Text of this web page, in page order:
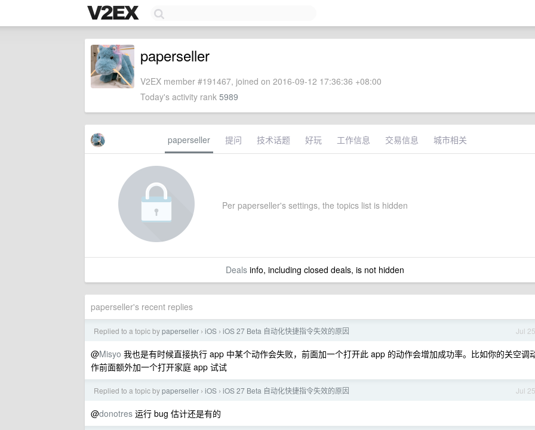
paperseller
V2EX member #191467, joined on 2016-09-12 17:36:36 +08:00
Today's activity rank 5989
paperseller 提问 技术话题 好玩 工作信息 交易信息 城市相关
Per paperseller's settings, the topics list is hidden
Dealsinfo, including closed deals, is not hidden
paperseller's recent replies
Jul 25
Replied to a topic bypaperseller › iOS › iOS 27 Beta 自动化快捷指令失效的原因
@Misyo 我也是有时候直接执行 app 中某个动作会失败，前面加一个打开此 app 的动作会增加成功率。比如你的关空调
作前面额外加一个打开家庭 app 试试
Jul 25
Replied to a topic bypaperseller › iOS › iOS 27 Beta 自动化快捷指令失效的原因
@donotres 运行 bug 估计还是有的